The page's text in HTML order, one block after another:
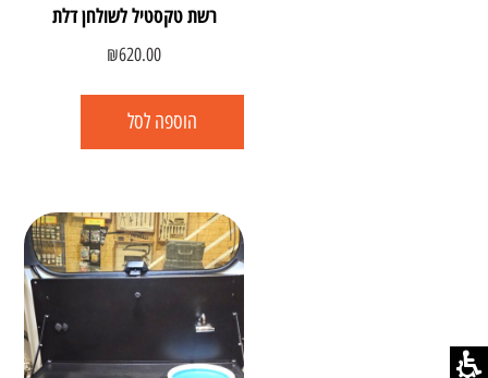
רשת טקסטיל לשולחן דלת
₪620.00
הוספה לסל